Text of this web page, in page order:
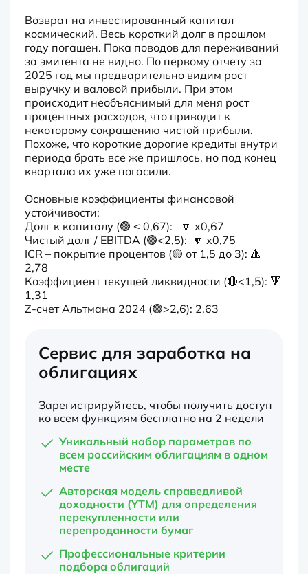
Возврат на инвестированный капитал
космический. Весь короткий долг в прошлом
году погашен. Пока поводов для переживаний
за эмитента не видно. По первому отчету за
2025 год мы предварительно видим рост
выручку и валовой прибыли. При этом
происходит необъяснимый для меня рост
процентных расходов, что приводит к
некоторому сокращению чистой прибыли.
Похоже, что короткие дорогие кредиты внутри
периода брать все же пришлось, но под конец
квартала их уже погасили.
Основные коэффициенты финансовой
устойчивости:
Долг к капиталу (🟢 ≤ 0,67):   🔽 х0,67
Чистый долг / EBITDA (🟢<2,5):  🔽 х0,75
ICR – покрытие процентов (🟡 от 1,5 до 3): 🔺
2,78
Коэффициент текущей ликвидности (🔴<1,5): 🔻
1,31
Z-счет Альтмана 2024 (🟢>2,6): 2,63
Сервис для заработка на
облигациях
Зарегистрируйтесь, чтобы получить доступ
ко всем функциям бесплатно на 2 недели
Уникальный набор параметров по
всем российским облигациям в одном
месте
Авторская модель справедливой
доходности (YTM) для определения
перекупленности или
перепроданности бумаг
Профессиональные критерии
подбора облигаций